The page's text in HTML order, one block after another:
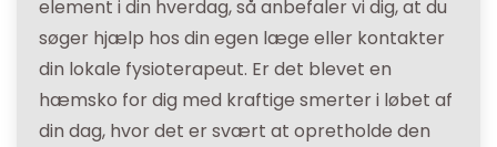
element i din hverdag, så anbefaler vi dig, at du
søger hjælp hos din egen læge eller kontakter
din lokale fysioterapeut. Er det blevet en
hæmsko for dig med kraftige smerter i løbet af
din dag, hvor det er svært at opretholde den